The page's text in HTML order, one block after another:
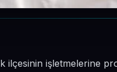
ilçesinin işletmelerine